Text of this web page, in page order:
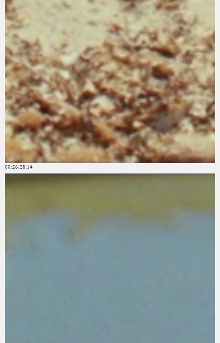
00:26:28:14